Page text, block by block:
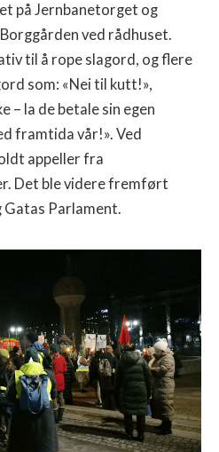
på Jernbanetorget og
ved rådhuset.
til å rope slagord, og flere
som: «Nei til kutt!»,
– la de betale sin egen
framtida vår!». Ved
appeller fra
Det ble videre fremført
Gatas Parlament.